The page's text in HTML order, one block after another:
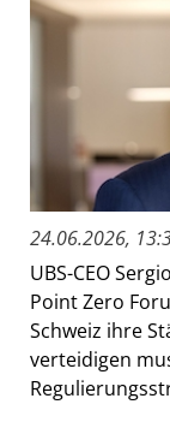
24.06.2026,
UBS-CEO
Point Zero
Schweiz ihre
verteidigen